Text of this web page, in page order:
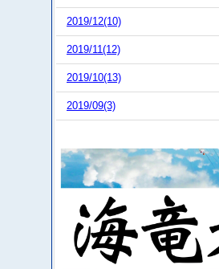
2019/12(10)
2019/11(12)
2019/10(13)
2019/09(3)